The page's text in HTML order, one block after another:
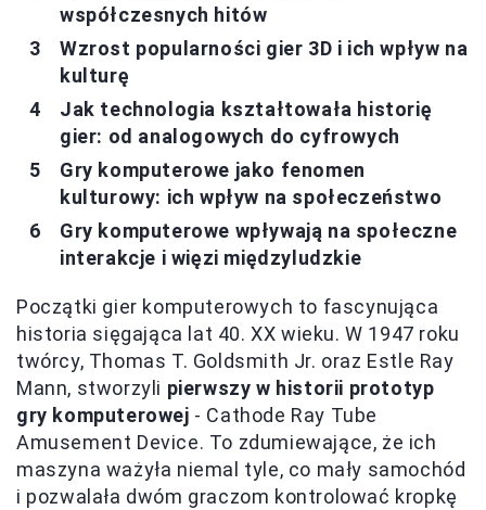
współczesnych hitów
Wzrost popularności gier 3D i ich wpływ na
kulturę
Jak technologia kształtowała historię
gier: od analogowych do cyfrowych
Gry komputerowe jako fenomen
kulturowy: ich wpływ na społeczeństwo
Gry komputerowe wpływają na społeczne
interakcje i więzi międzyludzkie
Początki gier komputerowych to fascynująca
historia sięgająca lat 40. XX wieku. W 1947 roku
twórcy, Thomas T. Goldsmith Jr. oraz Estle Ray
Mann, stworzyli pierwszy w historii prototyp
gry komputerowej - Cathode Ray Tube
Amusement Device. To zdumiewające, że ich
maszyna ważyła niemal tyle, co mały samochód
i pozwalała dwóm graczom kontrolować kropkę